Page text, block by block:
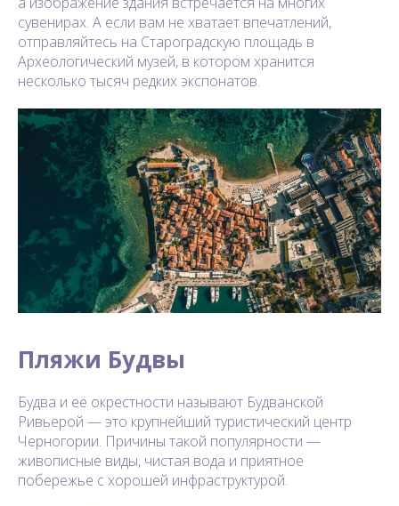
сувенирах. А если вам не хватает впечатлений,
отправляйтесь на Староградскую площадь в
Археологический музей, в котором хранится
несколько тысяч редких экспонатов.
Пляжи Будвы
Будва и её окрестности называют Будванской
Ривьерой — это крупнейший туристический центр
Черногории. Причины такой популярности —
живописные виды, чистая вода и приятное
побережье с хорошей инфраструктурой.